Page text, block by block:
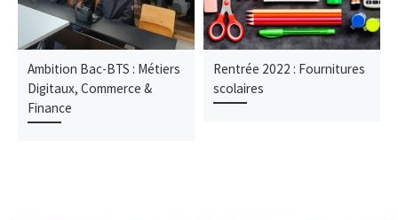
Ambition Bac-BTS : Métiers
Digitaux, Commerce &
Finance
Rentrée 2022 : Fournitures
scolaires